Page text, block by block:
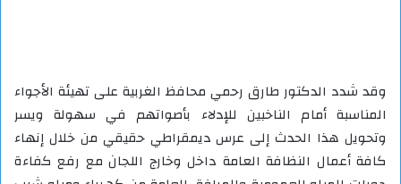
وقد شدد الدكتور طارق رحمي محافظ الغربية على تهيئة الأجواء
المناسبة أمام الناخبين للإدلاء بأصواتهم في سهولة ويسر
وتحويل هذا الحدث إلى عرس ديمقراطي حقيقي من خلال إنهاء
كافة أعمال النظافة العامة داخل وخارج اللجان مع رفع كفاءة